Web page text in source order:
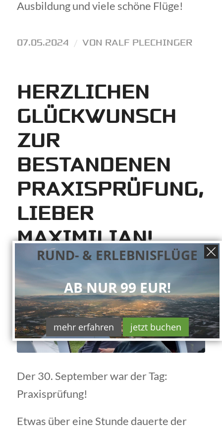
Ausbildung und viele schöne Flüge!
07.05.2024 / VON RALF PLECHINGER
HERZLICHEN
GLÜCKWUNSCH
ZUR
BESTANDENEN
PRAXISPRÜFUNG,
LIEBER
MAXIMILIAN!
AUSBILDUNG
Der 30. September war der Tag:
Praxisprüfung!
Etwas über eine Stunde dauerte der
RUND- & ERLEBNISFLÜGE
AB NUR 99 EUR!
mehr erfahren jetzt buchen